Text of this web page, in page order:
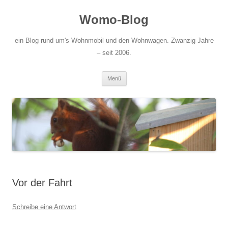
Womo-Blog
ein Blog rund um's Wohnmobil und den Wohnwagen. Zwanzig Jahre
– seit 2006.
Menü
Vor der Fahrt
Schreibe eine Antwort